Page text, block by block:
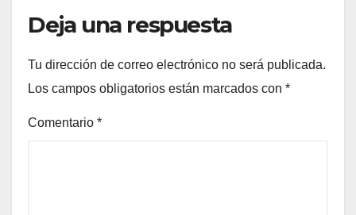
Deja una respuesta
Tu dirección de correo electrónico no será publicada.
Los campos obligatorios están marcados con *
Comentario *